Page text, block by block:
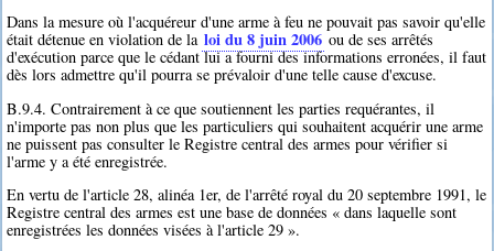
Dans la mesure où l'acquéreur d'une arme à feu ne pouvait pas savoir qu'elle
était détenue en violation de la loi du 8 juin 2006 ou de ses arrêtés
d'exécution parce que le cédant lui a fourni des informations erronées, il faut
dès lors admettre qu'il pourra se prévaloir d'une telle cause d'excuse.
B.9.4. Contrairement à ce que soutiennent les parties requérantes, il
n'importe pas non plus que les particuliers qui souhaitent acquérir une arme
ne puissent pas consulter le Registre central des armes pour vérifier si
l'arme y a été enregistrée.
En vertu de l'article 28, alinéa 1er, de l'arrêté royal du 20 septembre 1991, le
Registre central des armes est une base de données « dans laquelle sont
enregistrées les données visées à l'article 29 ».